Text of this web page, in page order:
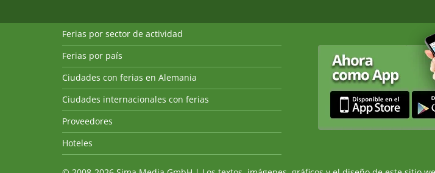
Ferias por sector de actividad
Ferias por país
Ciudades con ferias en Alemania
Ciudades internacionales con ferias
Proveedores
Hoteles